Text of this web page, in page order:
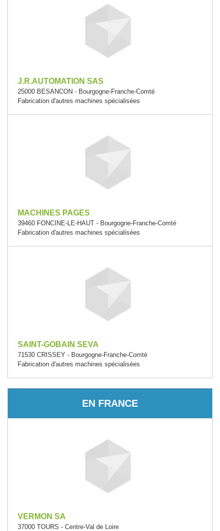
J.R.AUTOMATION SAS
25000 BESANCON - Bourgogne-Franche-Comté
Fabrication d'autres machines spécialisées
MACHINES PAGES
39460 FONCINE-LE-HAUT - Bourgogne-Franche-Comté
Fabrication d'autres machines spécialisées
SAINT-GOBAIN SEVA
71530 CRISSEY - Bourgogne-Franche-Comté
Fabrication d'autres machines spécialisées
EN FRANCE
VERMON SA
37000 TOURS - Centre-Val de Loire